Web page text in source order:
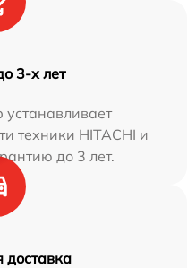
3-х лет
техники HITACHI и
до 3 лет.
доставка